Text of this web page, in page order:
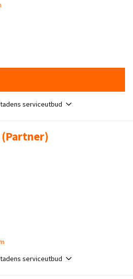
serviceutbud
serviceutbud